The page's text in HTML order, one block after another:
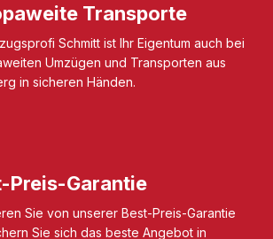
Transporte
Schmitt ist Ihr Eigentum auch bei
Umzügen und Transporten aus
in sicheren Händen.
Preis-Garantie
Sie von unserer Best-Preis-Garantie
Sie sich das beste Angebot in